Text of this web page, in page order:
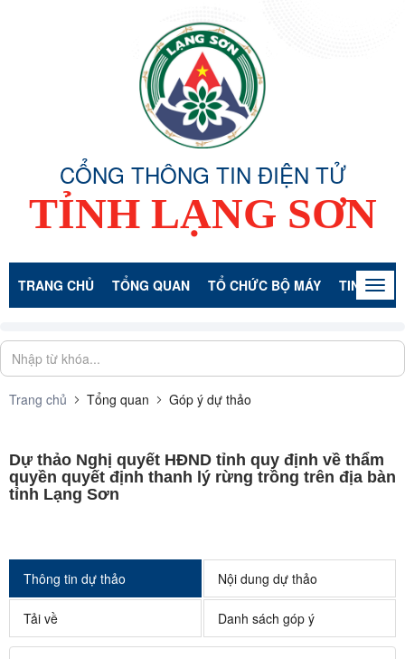
CỔNG THÔNG TIN ĐIỆN TỬ
TỈNH LẠNG SƠN
TRANG CHỦ TỔNG QUAN TỔ CHỨC BỘ MÁY TIN TỨC -
Trang chủ Tổng quan Góp ý dự thảo
Dự thảo Nghị quyết HĐND tỉnh quy định về thẩm
quyền quyết định thanh lý rừng trồng trên địa bàn
tỉnh Lạng Sơn
Thông tin dự thảo Nội dung dự thảo
Tải về Danh sách góp ý